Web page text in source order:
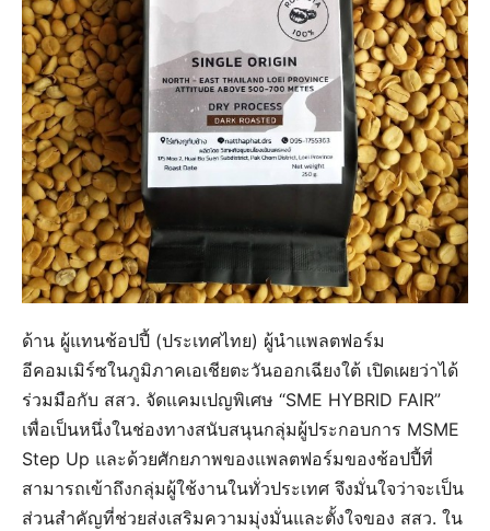
ด้าน ผู้แทนช้อปปี้ (ประเทศไทย) ผู้นำแพลตฟอร์ม
อีคอมเมิร์ซในภูมิภาคเอเชียตะวันออกเฉียงใต้ เปิดเผยว่าได้
ร่วมมือกับ สสว. จัดแคมเปญพิเศษ “SME HYBRID FAIR”
เพื่อเป็นหนึ่งในช่องทางสนับสนุนกลุ่มผู้ประกอบการ MSME
Step Up และด้วยศักยภาพของแพลตฟอร์มของช้อปปี้ที่
สามารถเข้าถึงกลุ่มผู้ใช้งานในทั่วประเทศ จึงมั่นใจว่าจะเป็น
ส่วนสำคัญที่ช่วยส่งเสริมความมุ่งมั่นและตั้งใจของ สสว. ใน